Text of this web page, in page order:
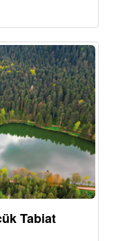
Tabiat